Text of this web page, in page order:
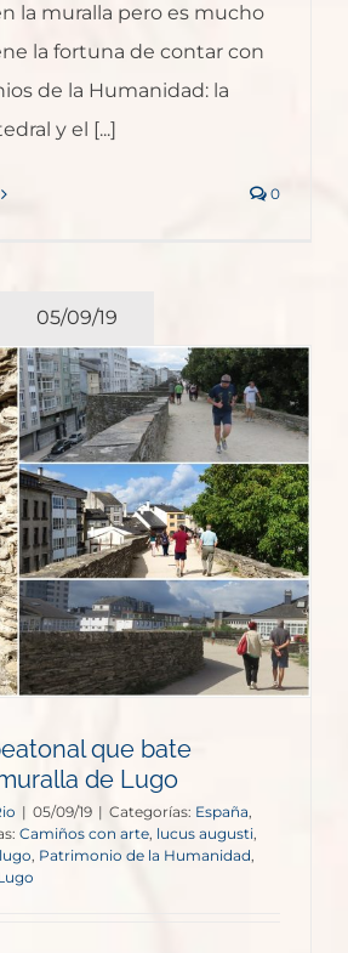
la muralla pero es mucho
la fortuna de contar con
de la Humanidad: la
y el [...]
0
05/09/19
que bate
de Lugo
| 05/09/19 | Categorías: España,
Camiños con arte, lucus augusti,
, Patrimonio de la Humanidad,